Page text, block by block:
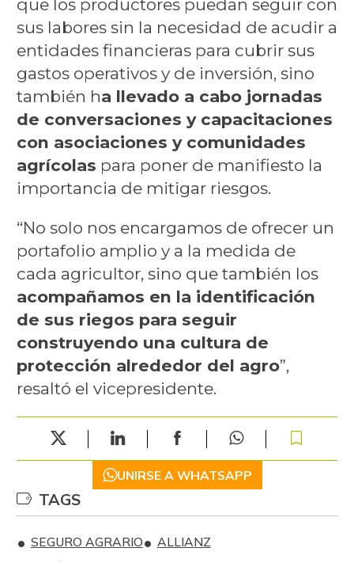
que los productores puedan seguir con
sus labores sin la necesidad de acudir a
entidades financieras para cubrir sus
gastos operativos y de inversión, sino
también ha llevado a cabo jornadas
de conversaciones y capacitaciones
con asociaciones y comunidades
agrícolas para poner de manifiesto la
importancia de mitigar riesgos.
“No solo nos encargamos de ofrecer un
portafolio amplio y a la medida de
cada agricultor, sino que también los
acompañamos en la identificación
de sus riegos para seguir
construyendo una cultura de
protección alrededor del agro”,
resaltó el vicepresidente.
UNIRSE A WHATSAPP
TAGS
SEGURO AGRARIO
ALLIANZ